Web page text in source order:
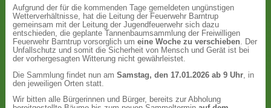
Aufgrund der für die kommenden Tage gemeldeten ungünstigen
Wetterverhältnisse, hat die Leitung der Feuerwehr Barntrup
gemeinsam mit der Leitung der Jugendfeuerwehr sich dazu
entschieden, die geplante Tannenbaumsammlung der Freiwilligen
Feuerwehr Barntrup vorsorglich umeine Woche zu verschieben. Der
Unfallschutz und somit die Sicherheit von Mensch und Gerät ist bei
der vorhergesagten Witterung nicht gewährleistet.
Die Sammlung findet nun amSamstag, den 17.01.2026 ab 9 Uhr , in
den jeweiligen Orten statt.
Wir bitten alle Bürgerinnen und Bürger, bereits zur Abholung